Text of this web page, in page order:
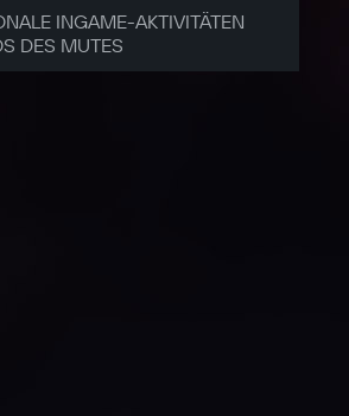
INGAME-AKTIVITÄTEN
DES MUTES